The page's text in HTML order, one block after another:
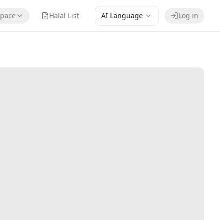
Halal List AI Language Log in